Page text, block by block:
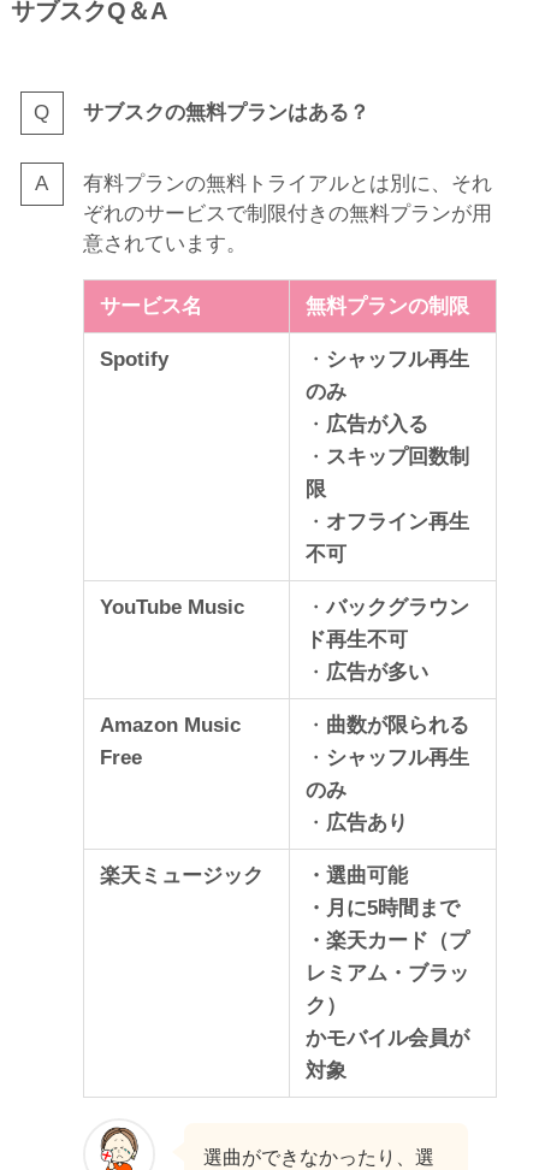
サブスクQ＆A
サブスクの無料プランはある？
有料プランの無料トライアルとは別に、それ
ぞれのサービスで制限付きの無料プランが用
意されています。
サービス名 無料プランの制限
Spotify ・ シャッフル再生
のみ
・ 広告が入る
・ スキップ回数制
限
・ オフライン再生
不可
YouTube Music ・バックグラウン
ド再生不可
・ 広告が多い
Amazon Music
Free
・ 曲数が限られる
・ シャッフル再生
のみ
・ 広告あり
楽天ミュージック
・選曲可能
・月に5時間まで
・楽天カード（プ
レミアム・ブラッ
ク）
かモバイル会員が
対象
選曲ができなかったり、選